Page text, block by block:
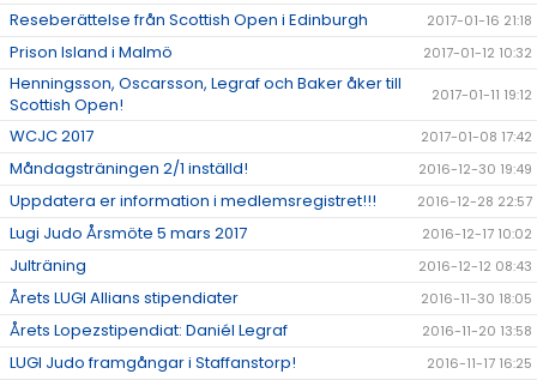
Reseberättelse från Scottish Open i Edinburgh 2017-01-16 21:18
Prison Island i Malmö 2017-01-12 10:32
Henningsson, Oscarsson, Legraf och Baker åker till
Scottish Open!
2017-01-11 19:12
WCJC 2017 2017-01-08 17:42
Måndagsträningen 2/1 inställd! 2016-12-30 19:49
Uppdatera er information i medlemsregistret!!! 2016-12-28 22:57
Lugi Judo Årsmöte 5 mars 2017 2016-12-17 10:02
Julträning 2016-12-12 08:43
Årets LUGI Allians stipendiater 2016-11-30 18:05
Årets Lopezstipendiat: Daniél Legraf 2016-11-20 13:58
LUGI Judo framgångar i Staffanstorp! 2016-11-17 16:25